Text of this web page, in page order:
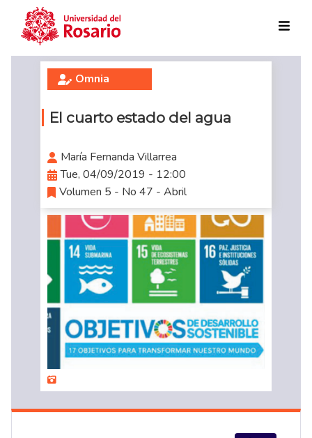
Skip to main content
Omnia
El cuarto estado del agua
María Fernanda Villarrea
Tue, 04/09/2019 - 12:00
Volumen 5 - No 47 - Abril